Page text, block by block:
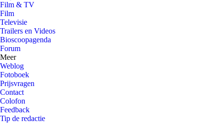
Film & TV
Film
Televisie
Trailers en Videos
Bioscoopagenda
Forum
Meer
Weblog
Fotoboek
Prijsvragen
Contact
Colofon
Feedback
Tip de redactie